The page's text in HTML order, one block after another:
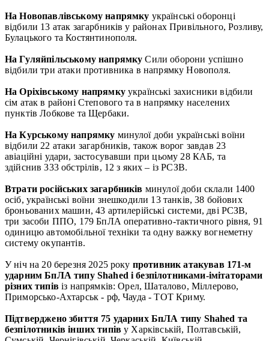
На Новопавлівському напрямку українські оборонці
відбили 13 атак загарбників у районах Привільного, Розливу,
Булацького та Костянтинополя.
На Гуляйпільському напрямку Сили оборони успішно
відбили три атаки противника в напрямку Новополя.
На Оріхівському напрямкуукраїнські захисники відбили
сім атак в районі Степового та в напрямку населених
пунктів Лобкове та Щербаки.
На Курському напрямку минулої доби українські воїни
відбили 22 атаки загарбників, також ворог завдав 23
авіаційні удари, застосувавши при цьому 28 КАБ, та
здійснив 333 обстрілів, 12 з яких – із РСЗВ.
Втрати російських загарбників минулої доби склали 1400
осіб, українські воїни знешкодили 13 танків, 38 бойових
броньованих машин, 43 артилерійські системи, дві РСЗВ,
три засоби ППО, 179 БпЛА оперативно-тактичного рівня, 91
одиницю автомобільної техніки та одну важку вогнеметну
систему окупантів.
У ніч на 20 березня 2025 року противник атакував 171-м
ударним БпЛА типу Shahed і безпілотниками-імітаторами
різних типівіз напрямків: Орел, Шаталово, Міллерово,
Приморсько-Ахтарськ - рф, Чауда - ТОТ Криму.
Підтверджено збиття 75 ударних БпЛА типу Shahed та
безпілотників інших типів у Харківській, Полтавській,